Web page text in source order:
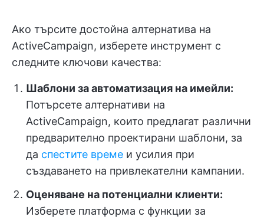
Ако търсите достойна алтернатива на
ActiveCampaign, изберете инструмент с
следните ключови качества:
Шаблони за автоматизация на имейли:
Потърсете алтернативи на
ActiveCampaign, които предлагат различни
предварително проектирани шаблони, за
да спестите време и усилия при
създаването на привлекателни кампании.
Оценяване на потенциални клиенти:
Изберете платформа с функции за